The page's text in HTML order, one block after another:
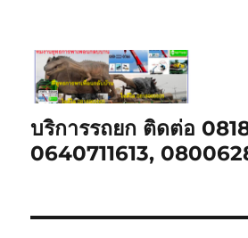
บริการรถยก ติดต่อ
0640711613,